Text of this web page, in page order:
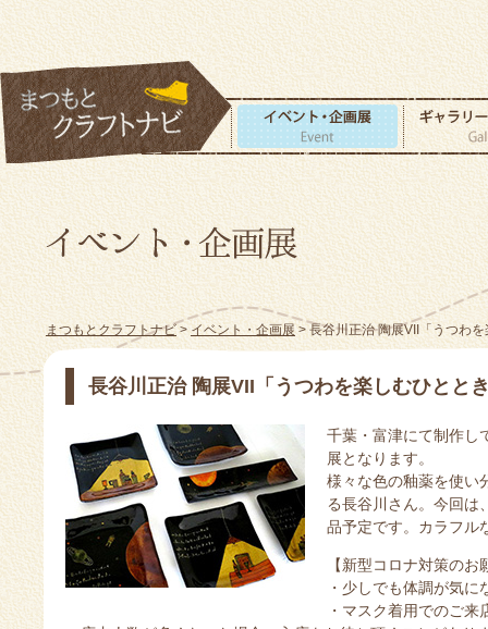
まつもとクラフトナビ>イベント・企画展> 長谷川正治 陶展VII「うつわ
長谷川正治 陶展VII「うつわを楽しむひとと
千葉・富津にて制作し
展となります。
様々な色の釉薬を使い
る長谷川さん。今回は
品予定です。カラフル
【新型コロナ対策のお
・少しでも体調が気
・マスク着用でのご